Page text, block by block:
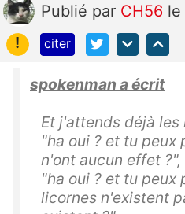
Publié par CH56 le
!
citer
spokenman a écrit
Et j'attends déjà
"ha oui ? et tu peux
n'ont aucun effet
"ha oui ? et tu peux
licornes n'existent